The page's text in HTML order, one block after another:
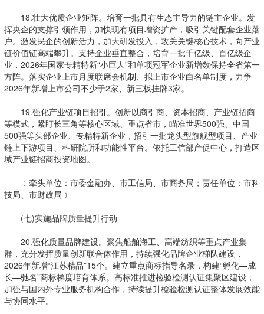
18.壮大优质企业矩阵。培育一批具有生态主导力的链主企业。发
挥央企的支撑引领作用，加快现有项目增资扩产，吸引关键配套企业落
户。激发民企的创新活力，加大研发投入，攻关关键核心技术，向产业
链价值链高端攀升。支持企业垂直整合，培育一批千亿级、百亿级企
业，2026年国家专精特新“小巨人”和单项冠军企业新增数保持全省第一
方阵。落实企业上市月度联席会机制、拟上市企业白名单制度，力争
2026年新增上市公司不少于2家、新三板挂牌3家。
19.强化产业链项目招引。创新以商引商、资本招商、产业链招商
等模式，紧盯长三角等核心区域、重点省市，瞄准世界500强、中国
500强等头部企业、专精特新企业，招引一批龙头型旗舰型项目、产业
链上下游项目、科研院所和功能性平台。依托工信部产促中心，打造区
域产业链招商投资地图。
﹝牵头单位：市委金融办、市工信局、市商务局；责任单位：市科
技局、市财政局﹞
(七)实施品牌质量提升行动
20.强化质量品牌建设。聚焦船舶海工、高端纺织等重点产业集
群，充分发挥质量创新联合体作用，持续强化品牌企业梯队建设，
2026年新增“江苏精品”15个。建立重点商标指导名录，构建“孵化—成
长—驰名”商标梯度培育体系。高标准推进检验检测认证集聚区建设，
加强与国内外专业服务机构合作，持续提升检验检测认证整体发展效能
与协同水平。